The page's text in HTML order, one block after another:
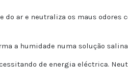
do ar e neutraliza os maus
a humidade numa solução
de energia eléctrica.